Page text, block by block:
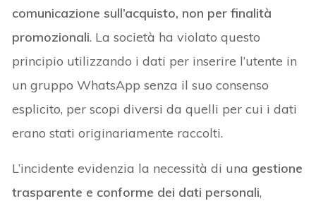
comunicazione sull’acquisto, non per finalità
promozionali. La società ha violato questo
principio utilizzando i dati per inserire l’utente in
un gruppo WhatsApp senza il suo consenso
esplicito, per scopi diversi da quelli per cui i dati
erano stati originariamente raccolti.
L’incidente evidenzia la necessità di una gestione
trasparente e conforme dei dati personali,